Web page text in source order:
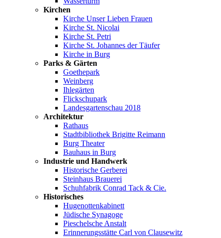
Kirchen
Kirche Unser Lieben Frauen
Kirche St. Nicolai
Kirche St. Petri
Kirche St. Johannes der Täufer
Kirche in Burg
Parks & Gärten
Goethepark
Weinberg
Ihlegärten
Flickschupark
Landesgartenschau 2018
Architektur
Rathaus
Stadtbibliothek Brigitte Reimann
Burg Theater
Bauhaus in Burg
Industrie und Handwerk
Historische Gerberei
Steinhaus Brauerei
Schuhfabrik Conrad Tack & Cie.
Historisches
Hugenottenkabinett
Jüdische Synagoge
Pieschelsche Anstalt
Erinnerungsstätte Carl von Clausewitz